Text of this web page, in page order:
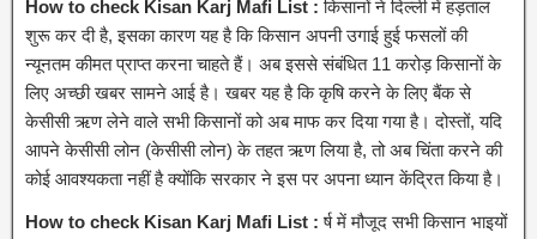
How to check Kisan Karj Mafi List :किसानों ने दिल्ली में हड़ताल
शुरू कर दी है, इसका कारण यह है कि किसान अपनी उगाई हुई फसलों की
न्यूनतम कीमत प्राप्त करना चाहते हैं। अब इससे संबंधित 11 करोड़ किसानों के
लिए अच्छी खबर सामने आई है। खबर यह है कि कृषि करने के लिए बैंक से
केसीसी ऋण लेने वाले सभी किसानों को अब माफ कर दिया गया है। दोस्तों, यदि
आपने केसीसी लोन (केसीसी लोन) के तहत ऋण लिया है, तो अब चिंता करने की
कोई आवश्यकता नहीं है क्योंकि सरकार ने इस पर अपना ध्यान केंद्रित किया है।
How to check Kisan Karj Mafi List :र्ष में मौजूद सभी किसान भाइयों